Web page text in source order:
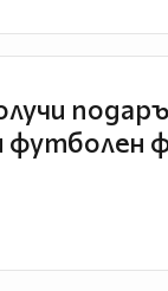
футболен